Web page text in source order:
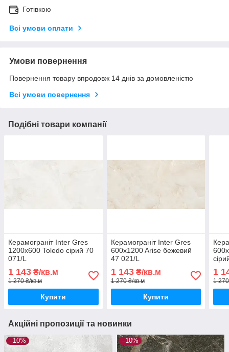
Готівкою
Всі умови оплати
Умови повернення
Повернення товару впродовж 14 днів за домовленістю
Всі умови повернення
Подібні товари компанії
Керамограніт Inter Gres
1200x600 Toledo сірий 70
071/L
1 143 ₴/кв.м
1 270 ₴/кв.м
Купити
Керамограніт Inter Gres
600x1200 Arise бежевий
47 021/L
1 143₴/кв.м
1 270 ₴/кв.м
Купити
1
1
Акційні пропозиції та новинки
–10% –10%